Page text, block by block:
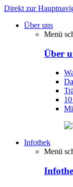
Direkt zur
Über uns
Menü
Über
Infothek
Menü